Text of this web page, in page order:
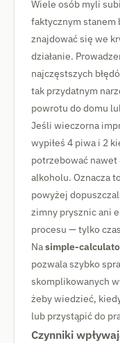
Wiele osób myli
faktycznym stanem
znajdować się we
działanie.
najczęstszych
tak przydatnym
powrotu do domu
Jeśli wieczorna
wypiłeś 4 piwa i 2
potrzebować nawet
alkoholu. Oznacza
powyżej
zimny prysznic ani
procesu — tylko
Nasimple-
pozwala szybko
skomplikowanych
żeby wiedzieć,
lub przystąpić do
Czynniki